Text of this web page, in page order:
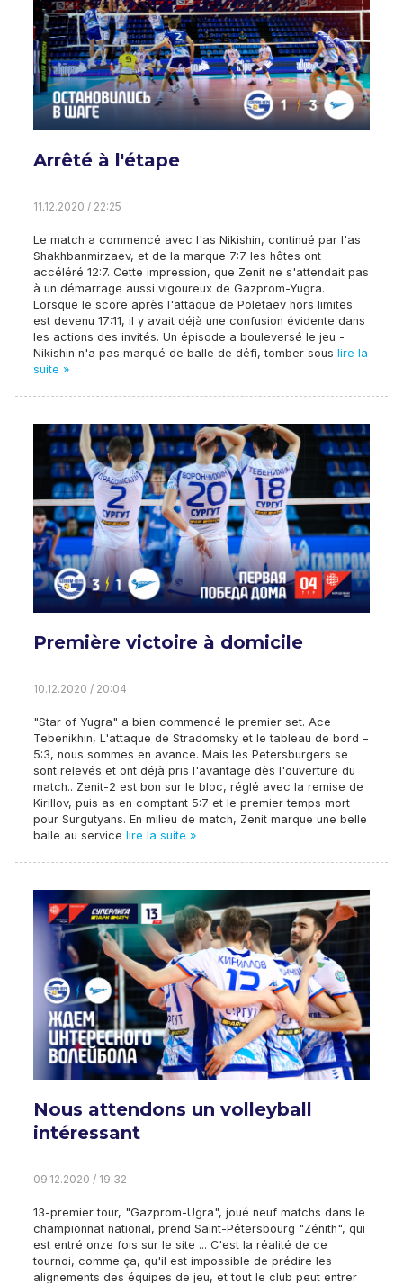
Arrêté à l'étape
11.12.2020 / 22:25
Le match a commencé avec l'as Nikishin, continué par l'as
Shakhbanmirzaev, et de la marque 7:7 les hôtes ont
accéléré 12:7. Cette impression, que Zenit ne s'attendait pas
à un démarrage aussi vigoureux de Gazprom-Yugra.
Lorsque le score après l'attaque de Poletaev hors limites
est devenu 17:11, il y avait déjà une confusion évidente dans
les actions des invités. Un épisode a bouleversé le jeu -
Nikishin n'a pas marqué de balle de défi, tomber sous lire la
suite »
Première victoire à domicile
10.12.2020 / 20:04
"Star of Yugra" a bien commencé le premier set. Ace
Tebenikhin, L'attaque de Stradomsky et le tableau de bord –
5:3, nous sommes en avance. Mais les Petersburgers se
sont relevés et ont déjà pris l'avantage dès l'ouverture du
match.. Zenit-2 est bon sur le bloc, réglé avec la remise de
Kirillov, puis as en comptant 5:7 et le premier temps mort
pour Surgutyans. En milieu de match, Zenit marque une belle
balle au service lire la suite »
Nous attendons un volleyball
intéressant
09.12.2020 / 19:32
13-premier tour, "Gazprom-Ugra", joué neuf matchs dans le
championnat national, prend Saint-Pétersbourg "Zénith", qui
est entré onze fois sur le site ... C'est la réalité de ce
tournoi, comme ça, qu'il est impossible de prédire les
alignements des équipes de jeu, et tout le club peut entrer